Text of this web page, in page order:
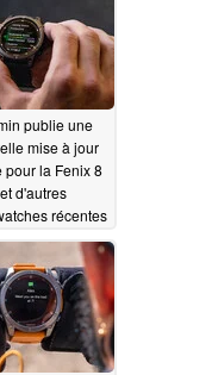
publie une
mise à jour
pour la Fenix 8
et d'autres
récentes
plus de 100
nouvelles
des
de bugs et
améliorations
11/25/2024